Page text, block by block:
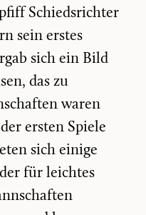
Schiedsrichter
sein erstes
sich ein Bild
das zu
waren
ersten Spiele
sich einige
für leichtes